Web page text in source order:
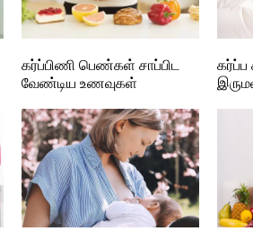
கர்ப்பிணி பெண்கள் சாப்பிட
வேண்டிய உணவுகள்
கர்ப்ப